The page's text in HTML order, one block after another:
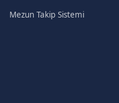
Mezun Takip Sistemi